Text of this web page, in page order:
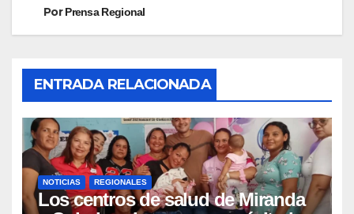
PorPrensa Regional
ENTRADA RELACIONADA
NOTICIAS REGIONALES
Los centros de salud de Miranda